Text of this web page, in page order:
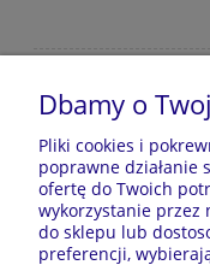
Sklep z piżamami
100 Busko-Zdrój |
602 809 945 |
Dbamy o
Pliki cookies i
poprawne działanie
ofertę do Twoich
wykorzystanie przez
do sklepu lub
preferencji,